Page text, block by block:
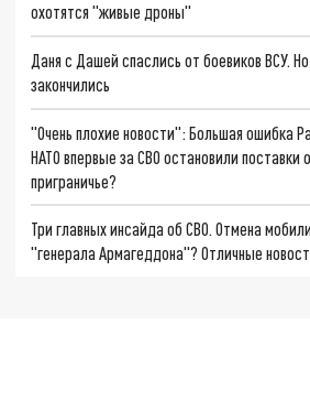
охотятся "живые дроны"
Даня с Дашей спаслись от боевиков ВСУ.
закончились
"Очень плохие новости": Большая ошибка
НАТО впервые за СВО остановили поставки
приграничье?
Три главных инсайда об СВО. Отмена
"генерала Армагеддона"? Отличные